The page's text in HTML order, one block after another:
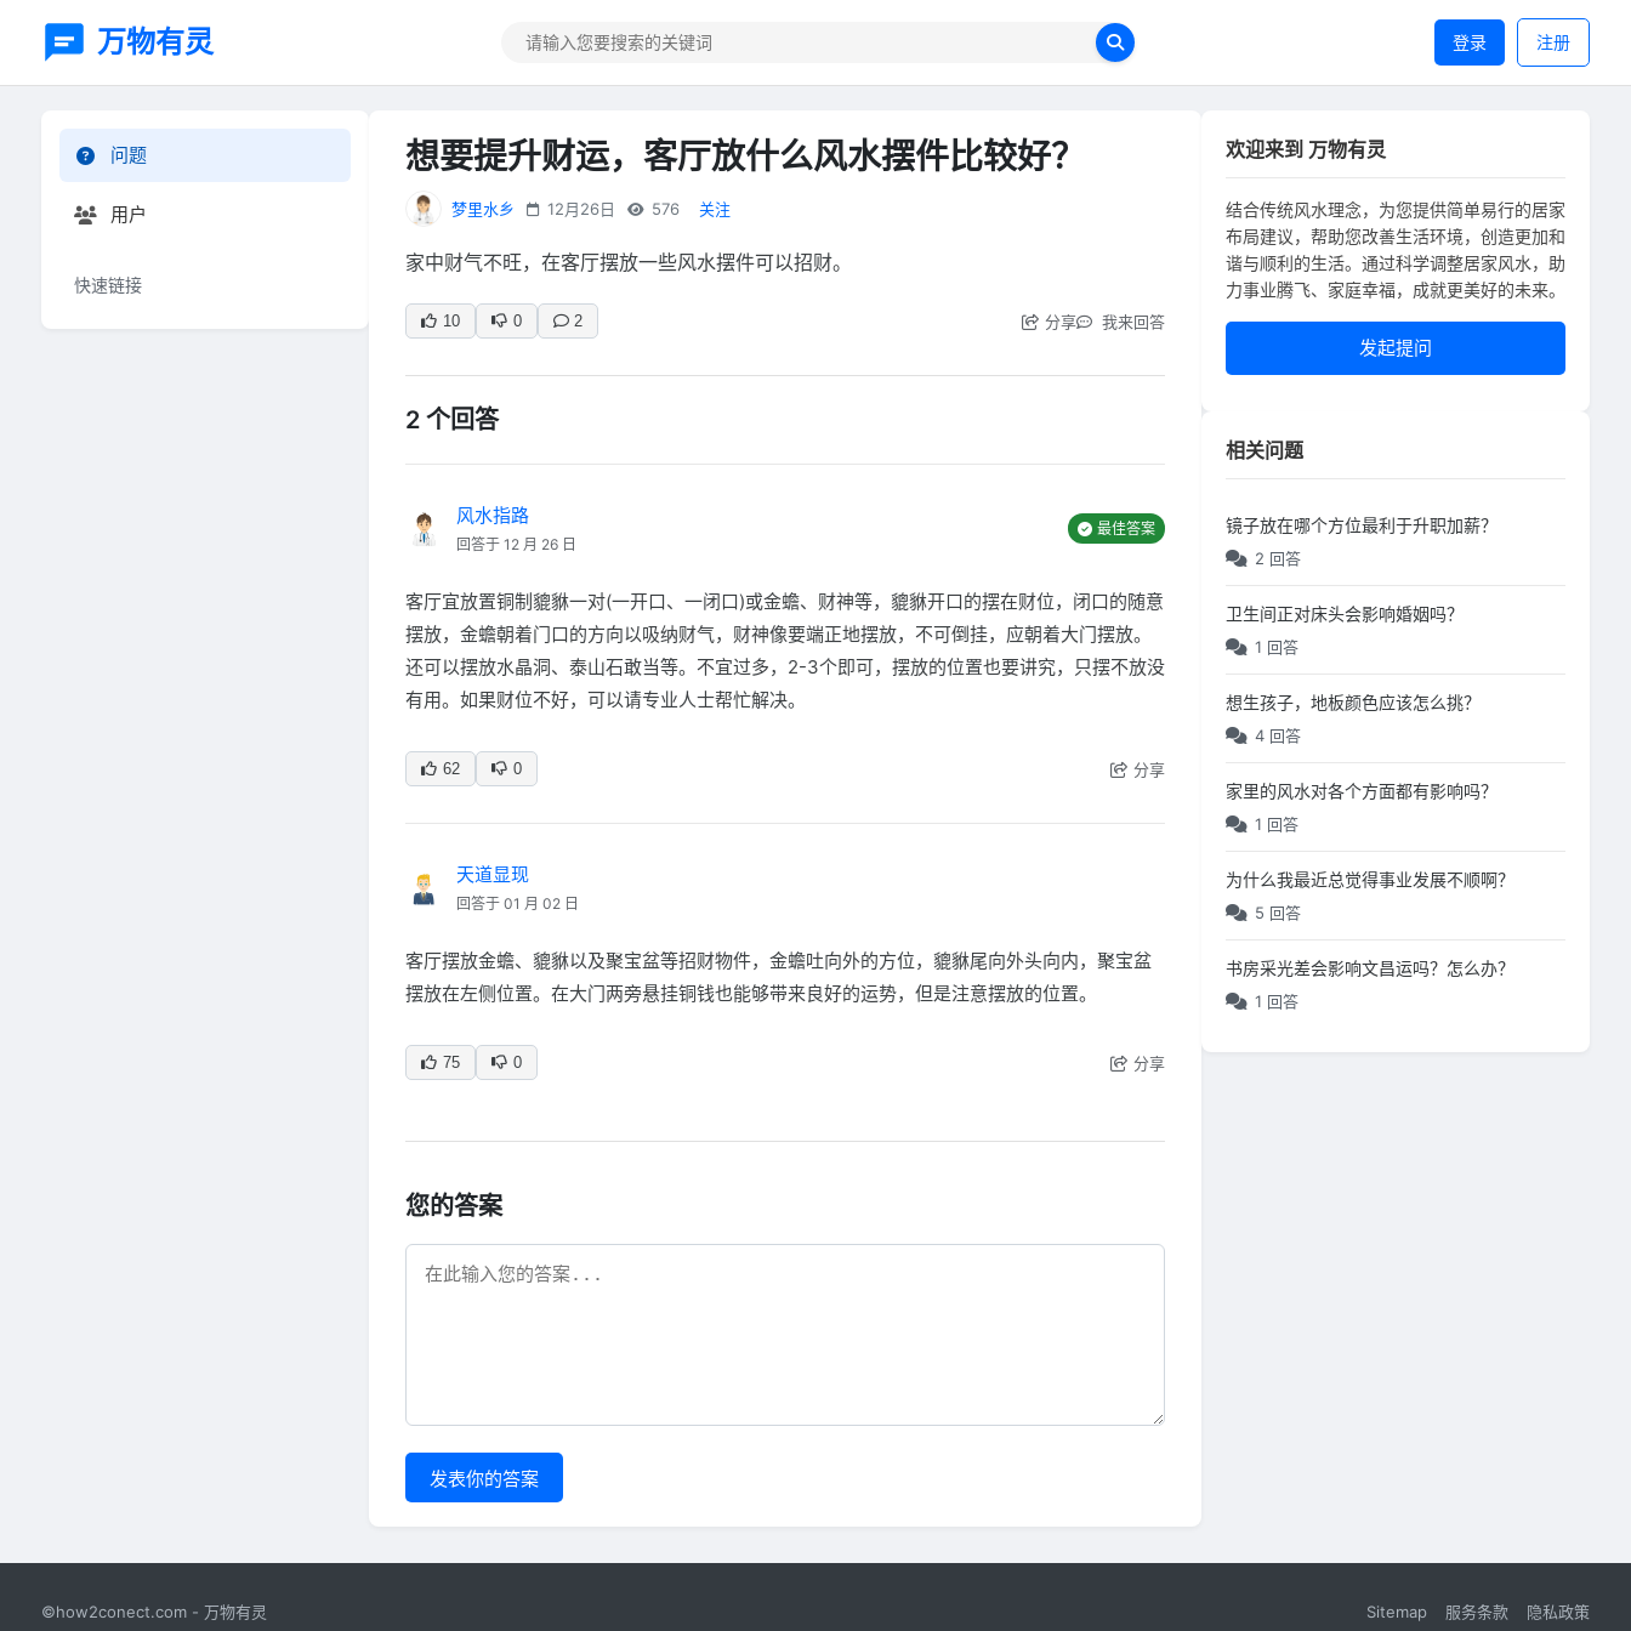
万物有灵 登录 注册
问题
用户
快速链接
想要提升财运，客厅放什么风水摆件比较好？
梦里水乡 12月26日 576 关注
家中财气不旺，在客厅摆放一些风水摆件可以招财。
10 0 2 分享 我来回答
2 个回答
风水指路
回答于 12 月 26 日
最佳答案
客厅宜放置铜制貔貅一对(一开口、一闭口)或金蟾、财神等，貔貅开口的摆在财位，闭口的随意
摆放，金蟾朝着门口的方向以吸纳财气，财神像要端正地摆放，不可倒挂，应朝着大门摆放。
还可以摆放水晶洞、泰山石敢当等。不宜过多，2-3个即可，摆放的位置也要讲究，只摆不放没
有用。如果财位不好，可以请专业人士帮忙解决。
62 0 分享
天道显现
回答于 01 月 02 日
客厅摆放金蟾、貔貅以及聚宝盆等招财物件，金蟾吐向外的方位，貔貅尾向外头向内，聚宝盆
摆放在左侧位置。在大门两旁悬挂铜钱也能够带来良好的运势，但是注意摆放的位置。
75 0 分享
您的答案
发表你的答案
欢迎来到 万物有灵
结合传统风水理念，为您提供简单易行的居家
布局建议，帮助您改善生活环境，创造更加和
谐与顺利的生活。通过科学调整居家风水，助
力事业腾飞、家庭幸福，成就更美好的未来。
发起提问
相关问题
镜子放在哪个方位最利于升职加薪？
2 回答
卫生间正对床头会影响婚姻吗？
1 回答
想生孩子，地板颜色应该怎么挑？
4 回答
家里的风水对各个方面都有影响吗？
1 回答
为什么我最近总觉得事业发展不顺啊？
5 回答
书房采光差会影响文昌运吗？怎么办？
1 回答
©how2conect.com - 万物有灵 Sitemap 服务条款 隐私政策